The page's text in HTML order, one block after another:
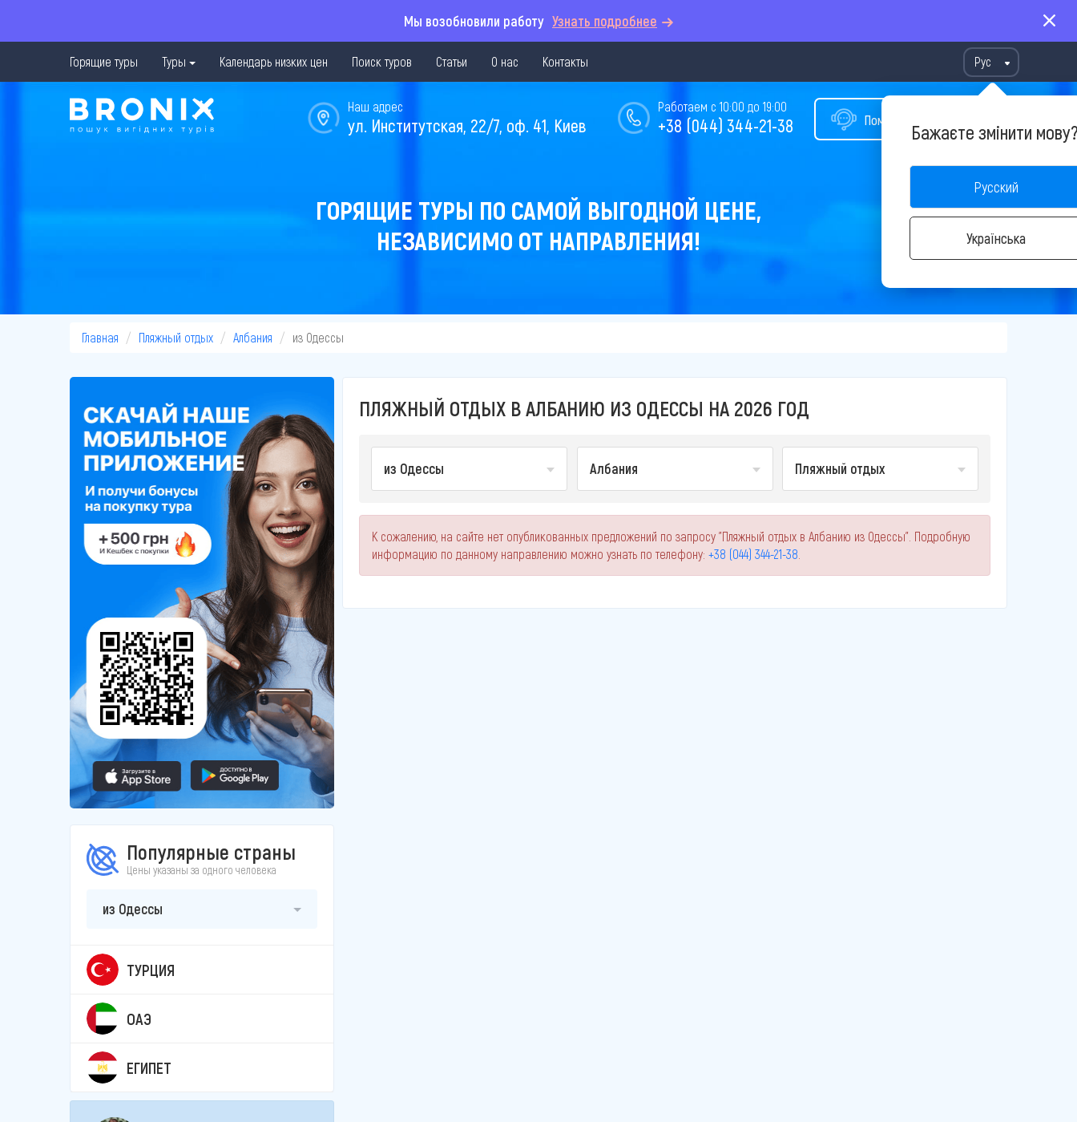
Мы возобновили работу Узнать подробнее
Горящие туры Туры Календарь низких цен Поиск туров Статьи О нас Контакты Рус
Бажаєте змінити
Русский
Українська
Помощь в подборе тура
Работаем с 10:00 до 19:00
+38 (044) 344-21-38
Наш адрес
ул. Институтская, 22/7, оф. 41, Киев
ГОРЯЩИЕ ТУРЫ ПО САМОЙ ВЫГОДНОЙ ЦЕНЕ,
НЕЗАВИСИМО ОТ НАПРАВЛЕНИЯ!
Главная Пляжный отдых Албания из Одессы
Популярные страны
Цены указаны за одного человека
из Одессы
ТУРЦИЯ
ОАЭ
ЕГИПЕТ
ПЛЯЖНЫЙ ОТДЫХ В АЛБАНИЮ ИЗ ОДЕССЫ НА 2026 ГОД
из Одессы Албания Пляжный отдых
К сожалению, на сайте нет опубликованных предложений по запросу "Пляжный отдых в Албанию из Одессы". Подробную
информацию по данному направлению можно узнать по телефону: +38 (044) 344-21-38